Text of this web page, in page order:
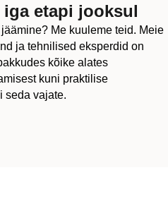
etapi jooksul
Me kuuleme teid. Meie
ja tehnilised eksperdid on
kõike alates
kuni praktilise
seda vajate.